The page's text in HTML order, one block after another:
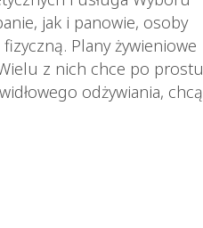
jak i panowie, osoby
Plany żywieniowe
z nich chce po prostu
odżywiania, chcą